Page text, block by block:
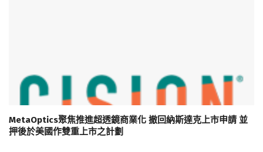
MetaOptics聚焦推進超透鏡商業化 撤回納斯達克上市申請 並
押後於美國作雙重上市之計劃